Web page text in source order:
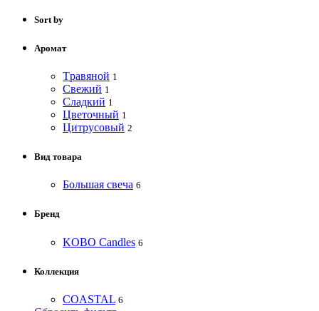
Sort by
Аромат
Tравяной 1
Свежий 1
Сладкий 1
Цветочный 1
Цитрусовый 2
Вид товара
Большая свеча 6
Бренд
KOBO Candles 6
Коллекция
COASTAL 6